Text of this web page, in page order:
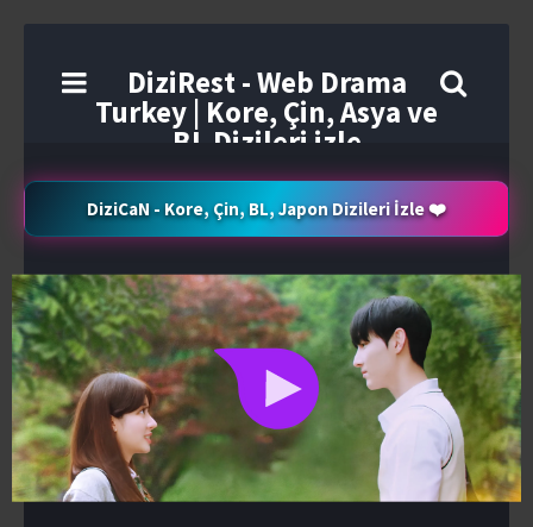
DiziRest - Web Drama
Turkey | Kore, Çin, Asya ve
BL Dizileri izle
DiziCaN - Kore, Çin, BL, Japon Dizileri İzle ❤️